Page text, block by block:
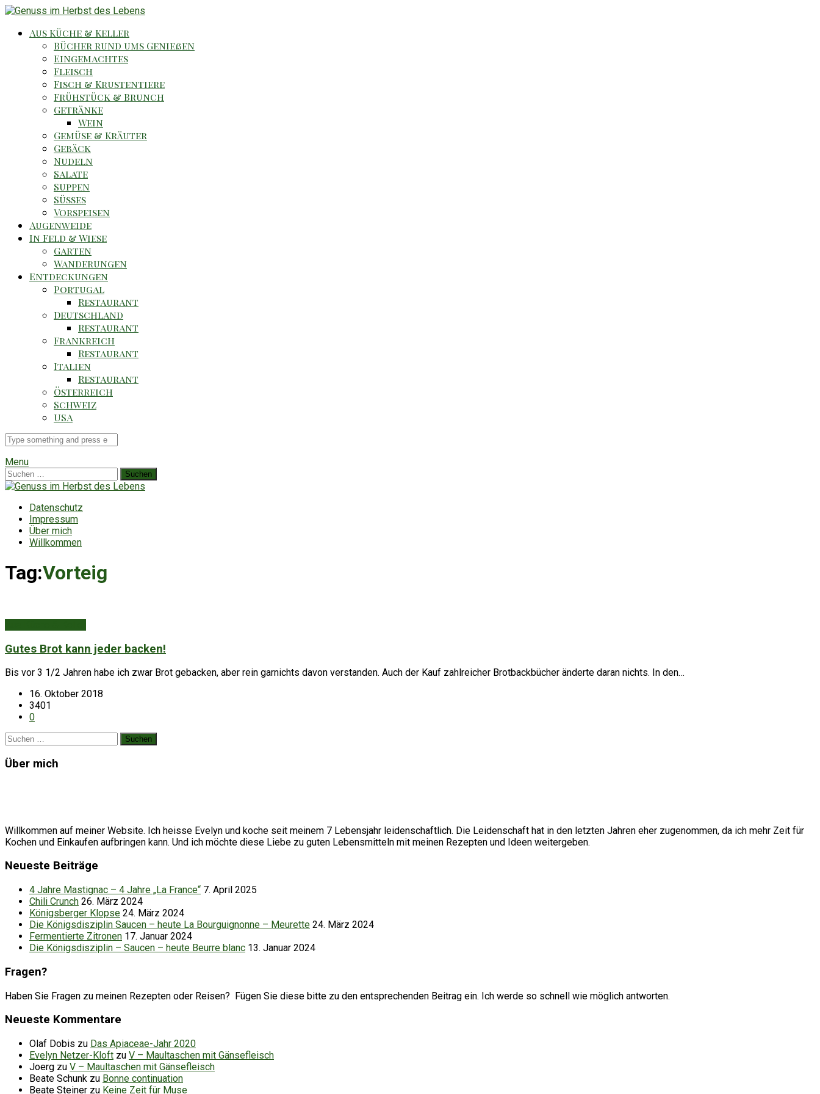
Aus Küche & Keller
Bücher rund ums Genießen
Eingemachtes
Fleisch
Fisch & Krustentiere
Frühstück & Brunch
Getränke
Wein
Gemüse & Kräuter
Gebäck
Nudeln
Salate
Suppen
Süsses
Vorspeisen
Augenweide
In Feld & Wiese
Garten
Wanderungen
Entdeckungen
Portugal
Restaurant
Deutschland
Restaurant
Frankreich
Restaurant
Italien
Restaurant
Österreich
Schweiz
USA
Suche
für
Menu
Suchen
nach:
Datenschutz
Impressum
Über mich
Willkommen
Tag:Vorteig
Gutes Brot kann jeder backen!
Bis vor 3 1/2 Jahren habe ich zwar Brot gebacken, aber rein garnichts davon verstanden. Auch der Kauf zahlreicher Brotbackbücher änderte daran nichts. In den…
16. Oktober 2018
3401
0
Suchen
Über mich
Willkommen auf meiner Website. Ich heisse Evelyn und koche seit meinem 7 Lebensjahr leidenschaftlich. Die Leidenschaft hat in den letzten Jahren eher zugenommen, da ich mehr Zeit für
Kochen und Einkaufen aufbringen kann. Und ich möchte diese Liebe zu guten Lebensmitteln mit meinen Rezepten und Ideen weitergeben.
Neueste Beiträge
4 Jahre Mastignac – 4 Jahre „La France“ 7. April 2025
Chili Crunch 26. März 2024
Königsberger Klopse 24. März 2024
Die Königsdisziplin Saucen – heute La Bourguignonne – Meurette 24. März 2024
Fermentierte Zitronen 17. Januar 2024
Die Königsdisziplin – Saucen – heute Beurre blanc 13. Januar 2024
Fragen?
Haben Sie Fragen zu meinen Rezepten oder Reisen? Fügen Sie diese bitte zu den entsprechenden Beitrag ein. Ich werde so schnell wie möglich antworten.
Neueste Kommentare
Olaf Dobis zu Das Apiaceae-Jahr 2020
Evelyn Netzer-Kloft zu V – Maultaschen mit Gänsefleisch
Joerg zu V – Maultaschen mit Gänsefleisch
Beate Schunk zu Bonne continuation
Beate Steiner zu Keine Zeit für Muse